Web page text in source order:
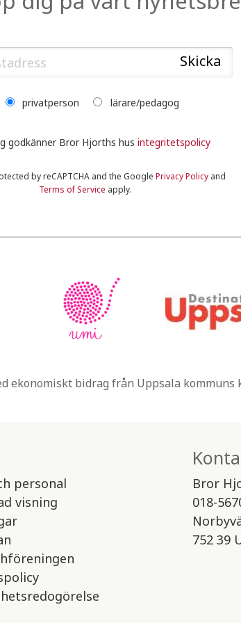
privatperson lärare/pedagog
godkänner Bror Hjorths hus integritetspolicy
by reCAPTCHA and the GooglePrivacy Policy and
Terms of Service apply.
ekonomiskt bidrag från Uppsala
personal
visning
Bror
018-
752 39